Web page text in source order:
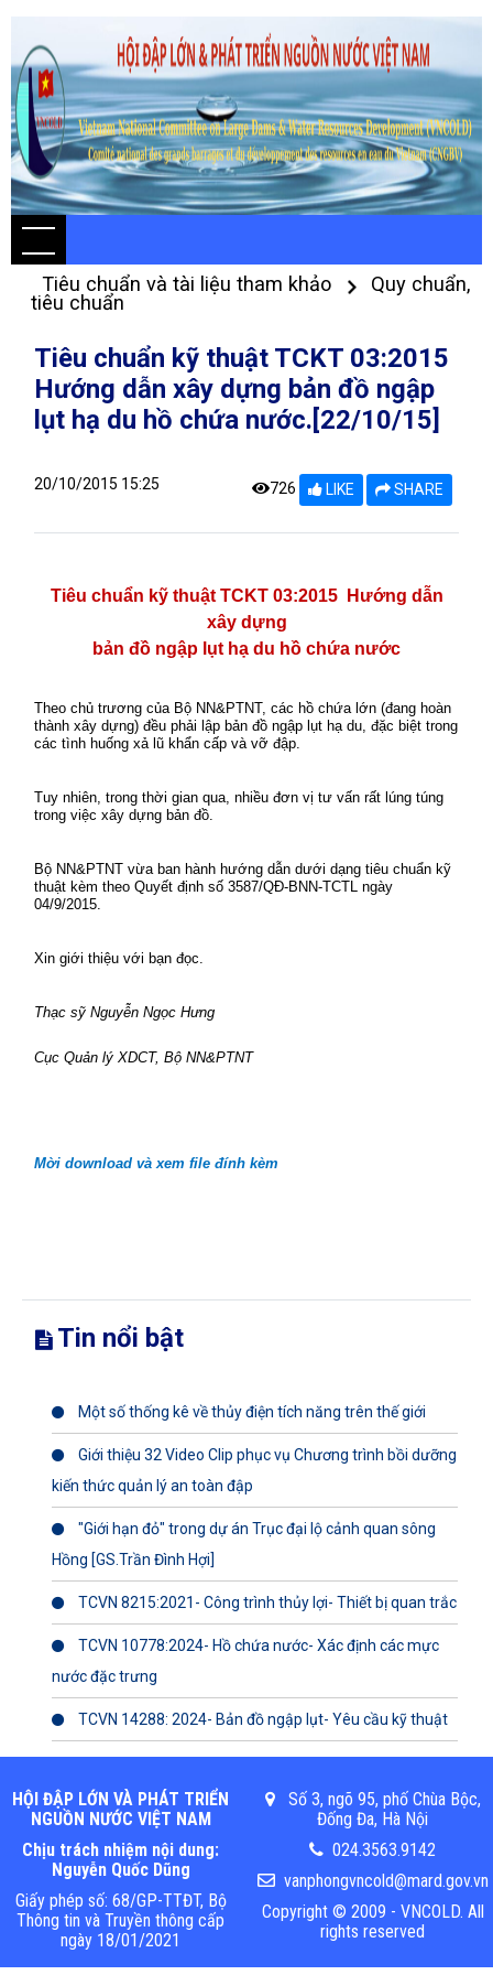
Tiêu chuẩn và tài liệu tham khảo
Quy chuẩn,
tiêu chuẩn
Tiêu chuẩn kỹ thuật TCKT 03:2015
Hướng dẫn xây dựng bản đồ ngập
lụt hạ du hồ chứa nước.[22/10/15]
20/10/2015 15:25 726 LIKE SHARE
Tiêu chuẩn kỹ thuật TCKT 03:2015 Hướng dẫn
xây dựng
bản đồ ngập lụt hạ du hồ chứa nước
Theo chủ trương của Bộ NN&PTNT, các hồ chứa lớn (đang hoàn
thành xây dựng) đều phải lập bản đồ ngập lụt hạ du, đặc biệt trong
các tình huống xả lũ khẩn cấp và vỡ đập.
Tuy nhiên, trong thời gian qua, nhiều đơn vị tư vấn rất lúng túng
trong việc xây dựng bản đồ.
Bộ NN&PTNT vừa ban hành hướng dẫn dưới dạng tiêu chuẩn kỹ
thuật kèm theo Quyết định số 3587/QĐ-BNN-TCTL ngày
04/9/2015.
Xin giới thiệu với bạn đọc.
Thạc sỹ Nguyễn Ngọc Hưng
Cục Quản lý XDCT, Bộ NN&PTNT
Mời download và xem file đính kèm
Tin nổi bật
Một số thống kê về thủy điện tích năng trên thế giới
Giới thiệu 32 Video Clip phục vụ Chương trình bồi dưỡng
kiến thức quản lý an toàn đập
"Giới hạn đỏ" trong dự án Trục đại lộ cảnh quan sông
Hồng [GS.Trần Đình Hợi]
TCVN 8215:2021- Công trình thủy lợi- Thiết bị quan trắc
TCVN 10778:2024- Hồ chứa nước- Xác định các mực
nước đặc trưng
TCVN 14288: 2024- Bản đồ ngập lụt- Yêu cầu kỹ thuật
HỘI ĐẬP LỚN VÀ PHÁT TRIỂN
NGUỒN NƯỚC VIỆT NAM
Chịu trách nhiệm nội dung:
Nguyễn Quốc Dũng
Giấy phép số: 68/GP-TTĐT, Bộ
Thông tin và Truyền thông cấp
ngày 18/01/2021
Số 3, ngõ 95, phố Chùa Bộc,
Đống Đa, Hà Nội
024.3563.9142
vanphongvncold@mard.gov.vn
Copyright © 2009 - VNCOLD. All
rights reserved